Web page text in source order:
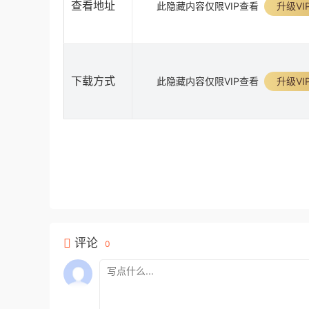
查看地址 此隐藏内容仅限VIP查看 升级
下载方式 此隐藏内容仅限VIP查看 升级
评论 0